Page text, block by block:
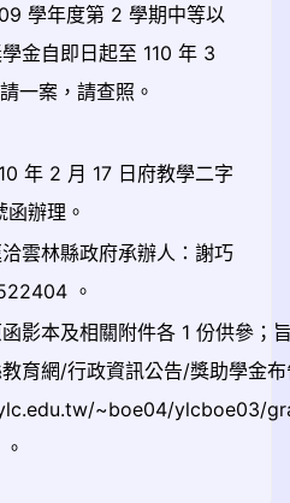
學年度第 2 學期中等以
金自即日起至 110 年 3
一案，請查照。
年 2 月 17 日府教學二字
辦理。
雲林縣政府承辦人：謝巧
。
影本及相關附件各 1 份供參；
育網/行政資訊公告/獎助學金
~boe04/ylcboe03/